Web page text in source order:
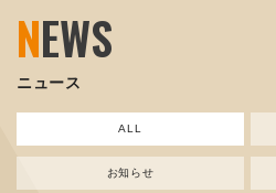
NEWS
ニュース
ALL
お知らせ